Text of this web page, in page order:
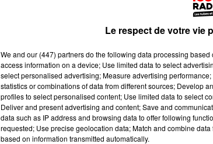
Le respect de votre vie
We and our (447) partnersdo the following data processing
access information on a device; Use limited data to select
select personalised advertising; Measure advertising
statistics or combinations of data from different sources; Develop
profiles to select personalised content; Use limited data to select
Deliver and present advertising and content; Save and
data such as IP address and browsing data to offer following
requested; Use precise geolocation data; Match and combine
based on information transmitted automatically.